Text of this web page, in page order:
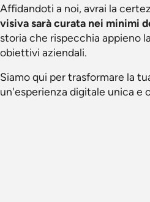
Affidandoti a noi, avrai la
visiva sarà curata nei minimi
storia che rispecchia appieno
obiettivi aziendali.
Siamo qui per trasformare la
un'esperienza digitale unica e